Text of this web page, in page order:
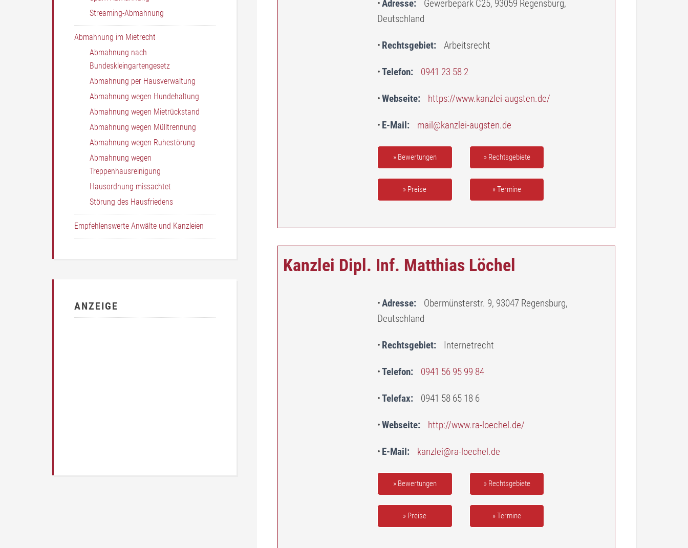
Adresse
Gewerbepark C25, 93059 Regensburg,
Deutschland
Rechtsgebiet Arbeitsrecht
Telefon 0941 23 58 2
Webseite https://www.kanzlei-augsten.de/
E-Mail mail@kanzlei-augsten.de
» Bewertungen » Rechtsgebiete
» Preise » Termine
Kanzlei Dipl. Inf. Matthias Löchel
Adresse
Obermünsterstr. 9, 93047 Regensburg,
Deutschland
Rechtsgebiet Internetrecht
Telefon 0941 56 95 99 84
Telefax 0941 58 65 18 6
Webseite http://www.ra-loechel.de/
E-Mail kanzlei@ra-loechel.de
» Bewertungen » Rechtsgebiete
» Preise » Termine
Streaming-Abmahnung
Abmahnung im Mietrecht
Abmahnung nach
Bundeskleingartengesetz
Abmahnung per Hausverwaltung
Abmahnung wegen Hundehaltung
Abmahnung wegen Mietrückstand
Abmahnung wegen Mülltrennung
Abmahnung wegen Ruhestörung
Abmahnung wegen
Treppenhausreinigung
Hausordnung missachtet
Störung des Hausfriedens
Empfehlenswerte Anwälte und Kanzleien
ANZEIGE